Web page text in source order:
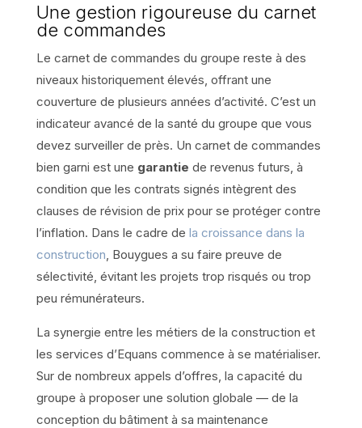
Une gestion rigoureuse du carnet
de commandes
Le carnet de commandes du groupe reste à des
niveaux historiquement élevés, offrant une
couverture de plusieurs années d’activité. C’est un
indicateur avancé de la santé du groupe que vous
devez surveiller de près. Un carnet de commandes
bien garni est une garantie de revenus futurs, à
condition que les contrats signés intègrent des
clauses de révision de prix pour se protéger contre
l’inflation. Dans le cadre de la croissance dans la
construction, Bouygues a su faire preuve de
sélectivité, évitant les projets trop risqués ou trop
peu rémunérateurs.
La synergie entre les métiers de la construction et
les services d’Equans commence à se matérialiser.
Sur de nombreux appels d’offres, la capacité du
groupe à proposer une solution globale — de la
conception du bâtiment à sa maintenance